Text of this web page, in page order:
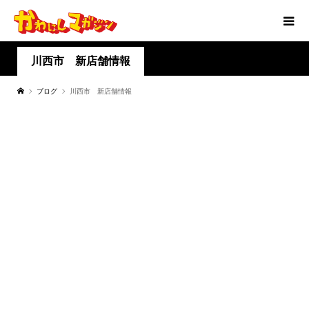
川西市 新店舗情報
ブログ 川西市 新店舗情報